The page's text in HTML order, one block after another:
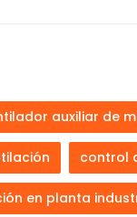
auxiliar de
control
en planta